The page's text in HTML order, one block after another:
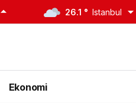
26.1 ° Istanbul
Ekonomi